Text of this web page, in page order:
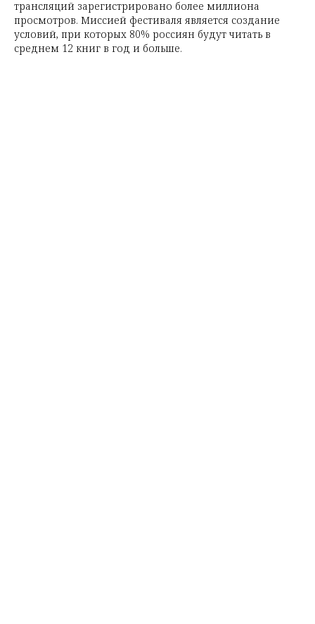
трансляций зарегистрировано более миллиона
просмотров. Миссией фестиваля является создание
условий, при которых 80% россиян будут читать в
среднем 12 книг в год и больше.